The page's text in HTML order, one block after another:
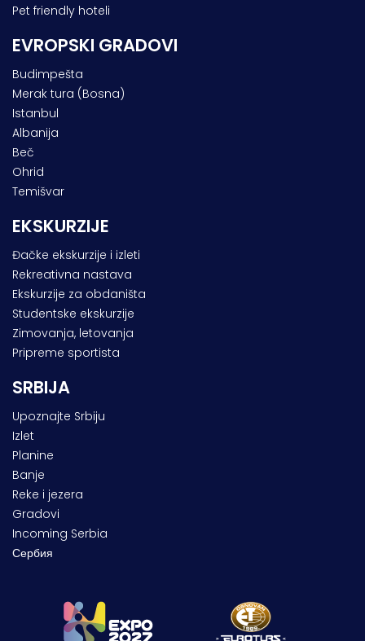
Pet friendly hoteli
EVROPSKI GRADOVI
Budimpešta
Merak tura (Bosna)
Istanbul
Albanija
Beč
Ohrid
Temišvar
EKSKURZIJE
Đačke ekskurzije i izleti
Rekreativna nastava
Ekskurzije za obdaništa
Studentske ekskurzije
Zimovanja, letovanja
Pripreme sportista
SRBIJA
Upoznajte Srbiju
Izlet
Planine
Banje
Reke i jezera
Gradovi
Incoming Serbia
Сербия